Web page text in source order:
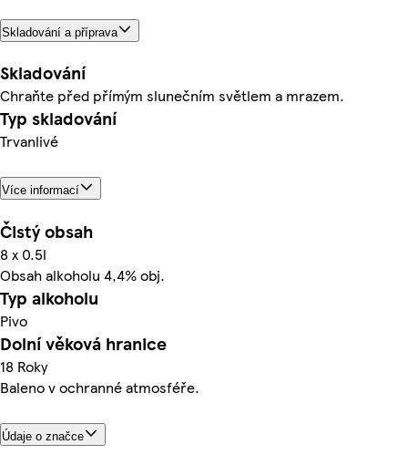
Skladování a příprava
Skladování
Chraňte před přímým slunečním světlem a mrazem.
Typ skladování
Trvanlivé
Více informací
Čistý obsah
8 x 0.5l
Obsah alkoholu 4,4% obj.
Typ alkoholu
Pivo
Dolní věková hranice
18 Roky
Baleno v ochranné atmosféře.
Údaje o značce